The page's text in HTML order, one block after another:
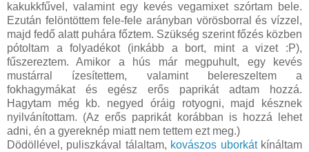
kakukkfűvel, valamint egy kevés vegamixet szórtam bele.
Ezután felöntöttem fele-fele arányban vörösborral és vízzel,
majd fedő alatt puhára főztem. Szükség szerint főzés közben
pótoltam a folyadékot (inkább a bort, mint a vizet :P),
fűszereztem. Amikor a hús már megpuhult, egy kevés
mustárral ízesítettem, valamint belereszeltem a
fokhagymákat és egész erős paprikát adtam hozzá.
Hagytam még kb. negyed óráig rotyogni, majd késznek
nyilvánítottam. (Az erős paprikát korábban is hozzá lehet
adni, én a gyereknép miatt nem tettem ezt meg.)
Dödöllével, puliszkával tálaltam, kovászos uborkátkínáltam